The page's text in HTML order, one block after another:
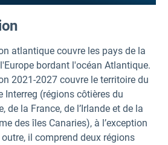
atlantique couvre les pays de la
bordant l'océan Atlantique.
2021-2027 couvre le territoire du
Interreg (régions côtières du
de la France, de l’Irlande et de la
des îles Canaries), à l’exception
il comprend deux régions